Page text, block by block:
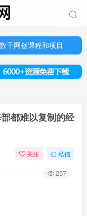
千网创课程和项目
千网创课程和项目
都难以复制的经
关注 私信
257